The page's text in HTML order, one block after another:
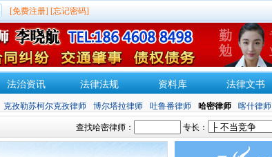
[免费注册] [忘记密码]
法治资讯 法律法规 资料库 法律文书
克孜勒苏柯尔克孜律师 博尔塔拉律师 吐鲁番律师 哈密律师 喀什律师
查找哈密律师： 专长：